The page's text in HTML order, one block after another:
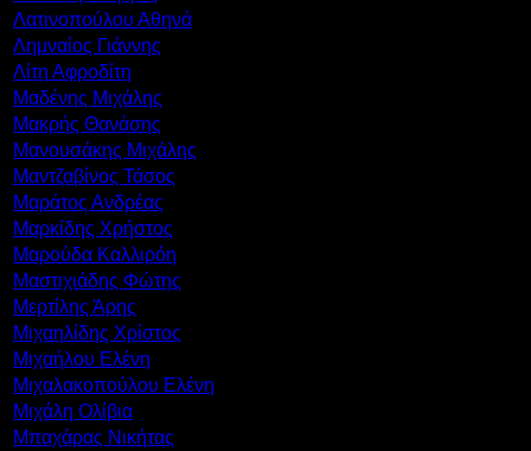
Λατινοπούλου Αθηνά
Λημναίος Γιάννης
Λίτη Αφροδίτη
Μαδένης Μιχάλης
Μακρής Θανάσης
Μανουσάκης Μιχάλης
Μαντζαβίνος Τάσος
Μαράτος Ανδρέας
Μαρκίδης Χρήστος
Μαρούδα Καλλιρόη
Μαστιχιάδης Φώτης
Μερτίλης Άρης
Μιχαηλίδης Χρίστος
Μιχαήλου Ελένη
Μιχαλακοπούλου Ελένη
Μιχάλη Ολίβια
Μπαχάρας Νικήτας